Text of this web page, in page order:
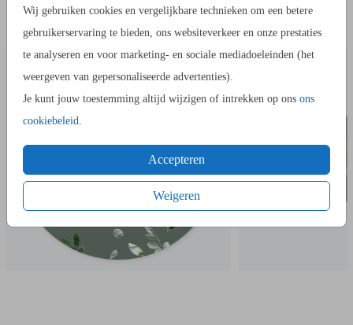
Wij gebruiken cookies en vergelijkbare technieken om een betere
gebruikerservaring te bieden, ons websiteverkeer en onze prestaties
te analyseren en voor marketing- en sociale mediadoeleinden (het
weergeven van gepersonaliseerde advertenties).
Je kunt jouw toestemming altijd wijzigen of intrekken op ons ons
cookiebeleid
Accepteren
Weigeren
IN DEZELFDE STIJL KUN JE DIT OOK
BESTELLEN